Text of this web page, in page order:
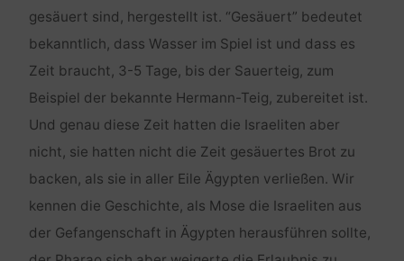
gesäuert sind, hergestellt ist. “Gesäuert” bedeutet
bekanntlich, dass Wasser im Spiel ist und dass es
Zeit braucht, 3-5 Tage, bis der Sauerteig, zum
Beispiel der bekannte Hermann-Teig, zubereitet ist.
Und genau diese Zeit hatten die Israeliten aber
nicht, sie hatten nicht die Zeit gesäuertes Brot zu
backen, als sie in aller Eile Ägypten verließen. Wir
kennen die Geschichte, als Mose die Israeliten aus
der Gefangenschaft in Ägypten herausführen sollte,